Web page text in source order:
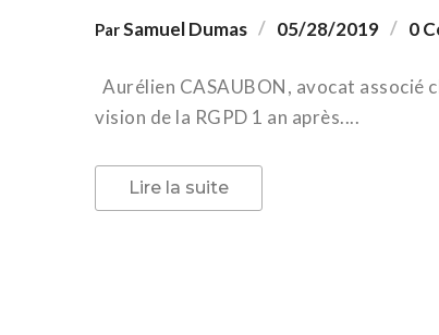
ParSamuel Dumas 05/28/2019 0
Aurélien CASAUBON, avocat associé
vision de la RGPD 1 an après....
Lire la suite